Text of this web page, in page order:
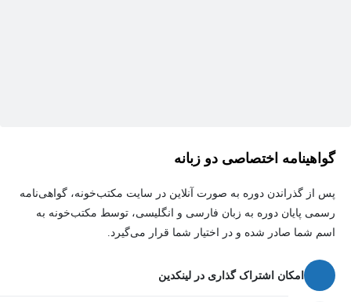
گواهینامه اختصاصی دو زبانه
پس از گذراندن دوره به صورت آنلاین در سایت مکتب‌خونه، گواهی‌نامه
رسمی پایان دوره به زبان فارسی و انگلیسی، توسط مکتب‌خونه به
اسم شما صادر شده و در اختیار شما قرار می‌گیرد.
امکان اشتراک گذاری در لینکدین